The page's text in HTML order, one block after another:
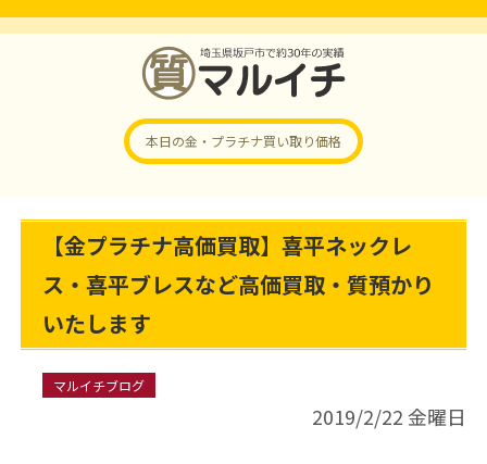
本日の金・プラチナ買い取り価格
【金プラチナ高価買取】喜平ネックレ
ス・喜平ブレスなど高価買取・質預かり
いたします
マルイチブログ
2019/2/22 金曜日